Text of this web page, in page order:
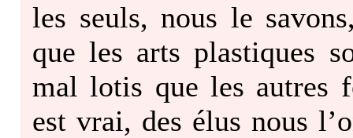
les seuls, nous le
que les arts plastiques
mal lotis que les autres
est vrai, des élus nous